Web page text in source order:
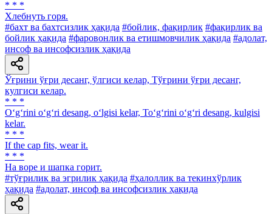
* * *
Хлебнуть горя.
#бахт ва бахтсизлик ҳақида #бойлик, фақирлик #фақирлик ва
бойлик ҳақида #фаровонлик ва етишмовчилик ҳақида #адолат,
инсоф ва инсофсизлик ҳақида
Ўғрини ўғри десанг, ўлгиси келар, Тўғрини ўғри десанг,
кулгиси келар.
* * *
O‘g‘rini o‘g‘ri desang, o‘lgisi kelar, To‘g‘rini o‘g‘ri desang, kulgisi
kelar.
* * *
If the cap fits, wear it.
* * *
На воре и шапка горит.
#тўғрилик ва эгрилик ҳақида #ҳалоллик ва текинхўрлик
ҳақида #адолат, инсоф ва инсофсизлик ҳақида